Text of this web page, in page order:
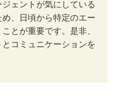
ェントが気にしている
、日頃から特定のエー
とが重要です。是非、
コミュニケーションを